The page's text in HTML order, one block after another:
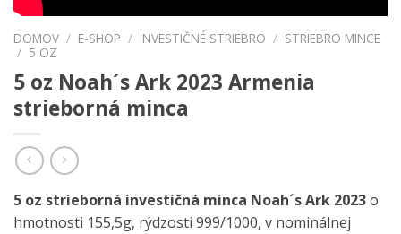
DOMOV / E-SHOP / INVESTIČNÉ STRIEBRO / STRIEBRO MINCE
/ 5 OZ
5 oz Noah´s Ark 2023 Armenia
strieborná minca
5 oz strieborná investičná minca Noah´s Ark 2023o
hmotnosti 155,5g, rýdzosti 999/1000, v nominálnej